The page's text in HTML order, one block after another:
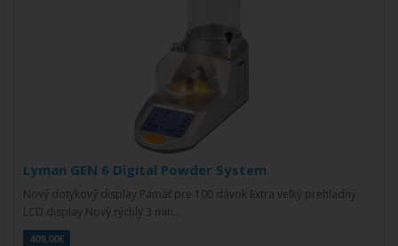
Lyman GEN 6 Digital Powder System
Nový dotykový display Pamäť pre 100 dávok Extra veľký prehľadný
LCD display Nový rýchly 3 min...
409,00€